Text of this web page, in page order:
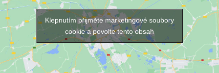
Klepnutím přijměte marketingové soubory
cookie a povolte tento obsah